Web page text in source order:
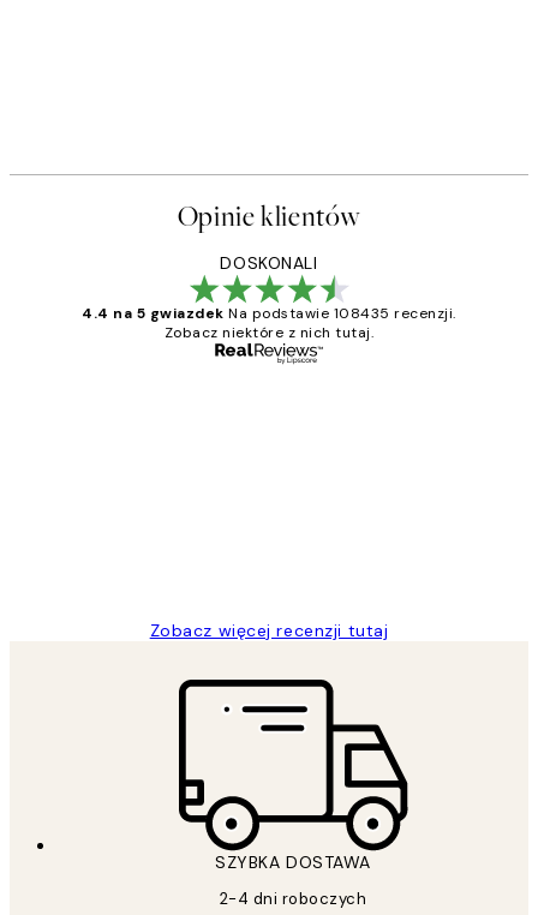
Opinie klientów
DOSKONALI
4.4 na 5 gwiazdek Na podstawie 108435 recenzji.
Zobacz niektóre z nich tutaj.
Zobacz więcej recenzji tutaj
SZYBKA DOSTAWA
2-4 dni roboczych